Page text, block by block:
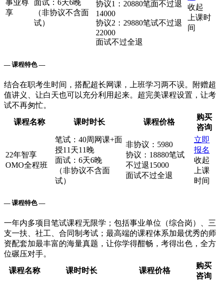
事业尊
享
面试：6天6晚
（非协议不含面
试）
协议1：20880笔面不过退
14000
协议2：29880笔试不过退
22000
面试不过全退
收起
上课时
间
— 课程特色 —
结合在职考生时间，搭配超长网课，上班学习两不误。附赠超
值讲义、让白天也可以充分利用起来。超完美课程设置，让考
试不再匆忙。
课程名称
课时时长 课程价格
购买
咨询
22年智享
OMO全程班
笔试：40周网课+面
授11天11晚
面试：6天6晚
（非协议不含面
试）
非协议：5980
协议：18880笔试
不过退15000
面试不过全退
立即
报名
收起
上课
时间
— 课程特色 —
一年内多项目笔试课程无限学；包括事业单位（综合岗）、三
支一扶、社工、合同制考试；最高端的课程体系加最优秀的师
资配套加最丰富的海量真题，让你学得酣畅，考得出色，全方
位碾压对手。
课程名称
课时时长 课程价格
购买
咨询